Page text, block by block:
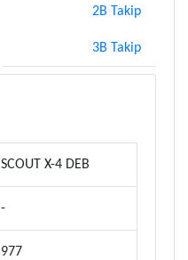
2B Takip
3B Takip
SCOUT X-4 DEB
-
977